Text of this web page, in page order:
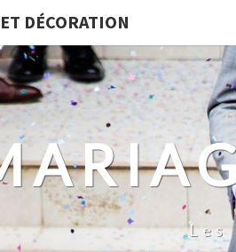
DÉCORATION
Les